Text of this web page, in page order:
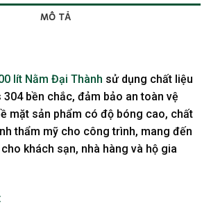
MÔ TẢ
lít Nằm Đại Thành sử dụng chất liệu
bền chắc, đảm bảo an toàn vệ
mặt sản phẩm có độ bóng cao, chất
thẩm mỹ cho công trình, mang đến
khách sạn, nhà hàng và hộ gia